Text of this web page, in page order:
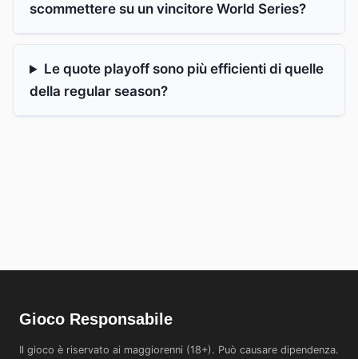
scommettere su un vincitore World Series?
Le quote playoff sono più efficienti di quelle
della regular season?
Gioco Responsabile
Il gioco è riservato ai maggiorenni (18+). Può causare dipendenza.